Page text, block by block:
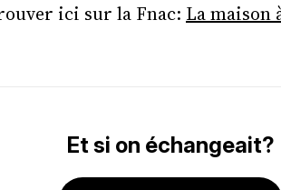
ici sur la Fnac: La maison
Et si on échangeait?